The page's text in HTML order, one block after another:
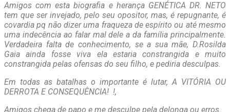
Amigos com esta biografia e herança GENÉTICA DR. NETO
tem que ser invejado, pelo seu opositor, mas, é repugnante, é
covardia pq não dizer uma fraqueza de espírito ou até mesmo
uma indecência ao falar mal dele a da família principalmente.
Verdadeira falta de conhecimento, se a sua mãe, D.Rosilda
Gaia ainda fosse viva ela estaria constrangida e muito
constrangida pelas ofensas do seu filho, e pediria desculpas.
Em todas as batalhas o importante é lutar, A VITÓRIA OU
DERROTA E CONSEQUÊNCIA! !,
Amigos chega de papo e me desculpe pela delonga ou erros.